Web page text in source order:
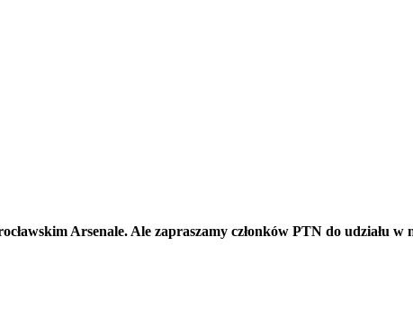
Arsenale. Ale zapraszamy członków PTN do udziału